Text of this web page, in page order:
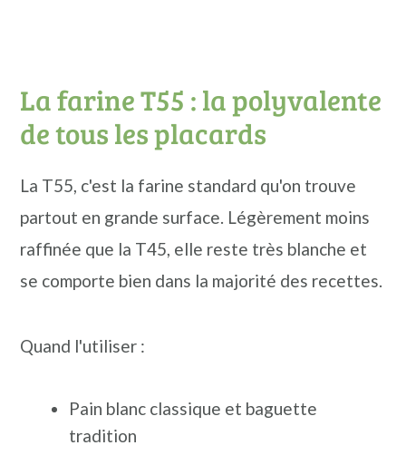
La farine T55 : la polyvalente
de tous les placards
La T55, c'est la farine standard qu'on trouve
partout en grande surface. Légèrement moins
raffinée que la T45, elle reste très blanche et
se comporte bien dans la majorité des recettes.
Quand l'utiliser :
Pain blanc classique et baguette
tradition